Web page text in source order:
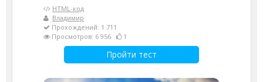
HTML-код
Владимир
Прохождений: 1 711
Просмотров: 6 956
1
Пройти тест